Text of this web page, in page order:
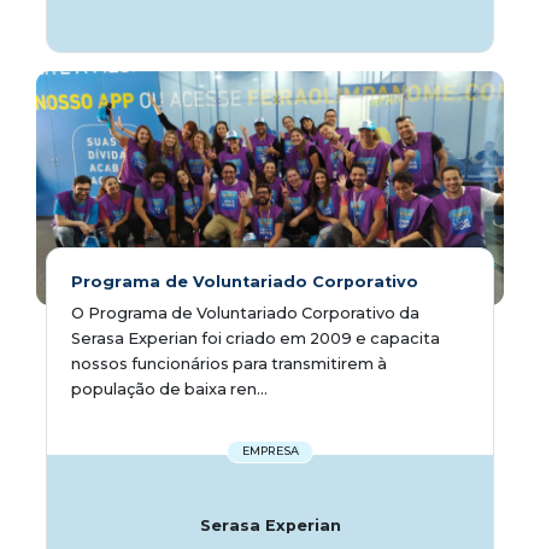
Programa de Voluntariado Corporativo
O Programa de Voluntariado Corporativo da
Serasa Experian foi criado em 2009 e capacita
nossos funcionários para transmitirem à
população de baixa ren...
EMPRESA
Serasa Experian